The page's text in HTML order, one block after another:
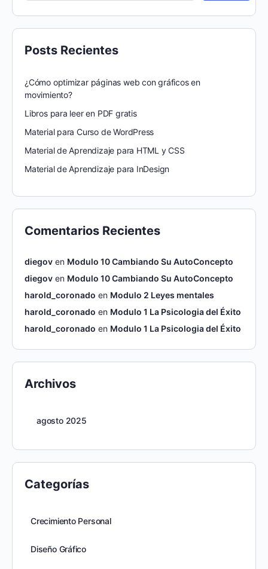
Posts Recientes
¿Cómo optimizar páginas web con gráficos en
movimiento?
Libros para leer en PDF gratis
Material para Curso de WordPress
Material de Aprendizaje para HTML y CSS
Material de Aprendizaje para InDesign
Comentarios Recientes
diegov en Modulo 10 Cambiando Su AutoConcepto
diegov en Modulo 10 Cambiando Su AutoConcepto
harold_coronado en Modulo 2 Leyes mentales
harold_coronado en Modulo 1 La Psicologia del Éxito
harold_coronado en Modulo 1 La Psicologia del Éxito
Archivos
agosto 2025
Categorías
Crecimiento Personal
Diseño Gráfico